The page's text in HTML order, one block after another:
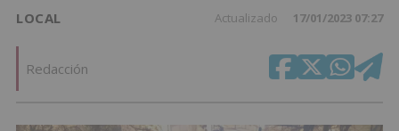
LOCAL Actualizado 17/01/2023 07:27
Redacción